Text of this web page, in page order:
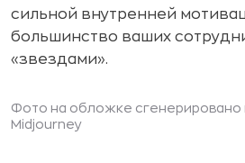
сильной внутренней
большинство ваших
«звездами».
Фото на обложке сгенерировано
Midjourney